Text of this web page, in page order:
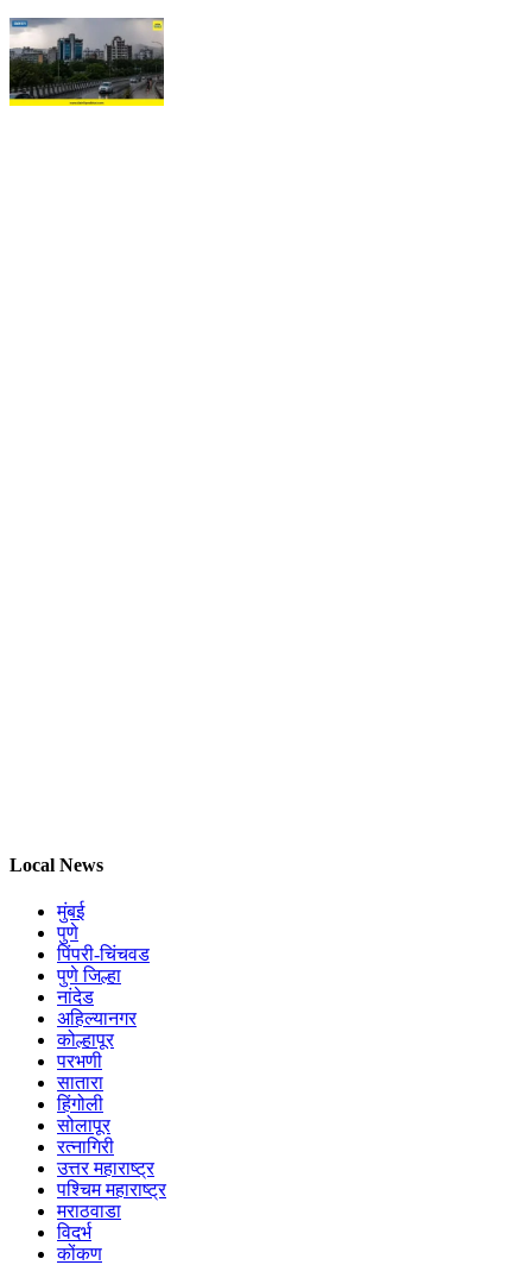
Local News
मुंबई
पुणे
पिंपरी-चिंचवड
पुणे जिल्हा
नांदेड
अहिल्यानगर
कोल्हापूर
परभणी
सातारा
हिंगोली
सोलापूर
रत्नागिरी
उत्तर महाराष्ट्र
पश्चिम महाराष्ट्र
मराठवाडा
विदर्भ
कोंकण